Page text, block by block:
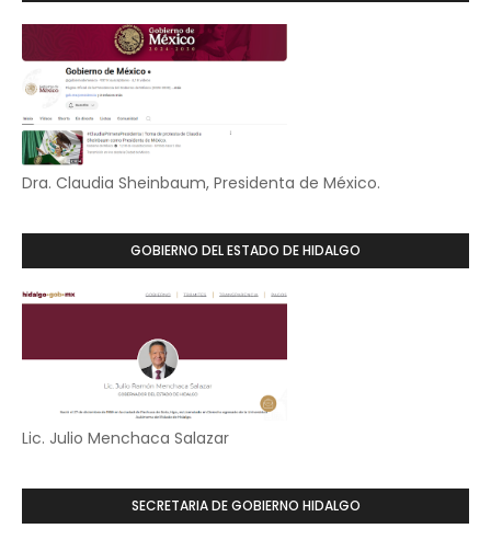
Dra. Claudia Sheinbaum, Presidenta de México.
GOBIERNO DEL ESTADO DE HIDALGO
Lic. Julio Menchaca Salazar
SECRETARIA DE GOBIERNO HIDALGO